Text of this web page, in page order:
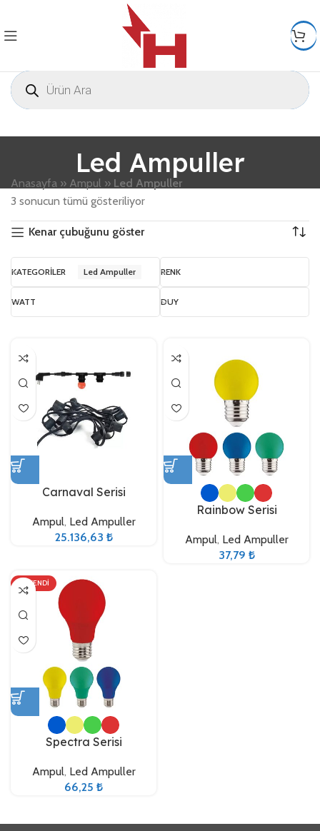
Led Ampuller
Anasayfa » Ampul » Led Ampuller
3 sonucun tümü gösteriliyor
Kenar çubuğunu göster
KATEGORILER Led Ampuller RENK
WATT DUY
Carnaval Serisi
Ampul, Led Ampuller
25.136,63 ₺
Rainbow Serisi
Ampul, Led Ampuller
37,79 ₺
TÜKENDI
Spectra Serisi
Ampul, Led Ampuller
66,25 ₺